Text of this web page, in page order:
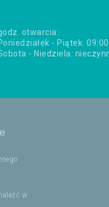
otwarcia:
- Piątek:
- Niedziela:
w